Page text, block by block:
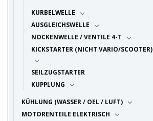
KURBELWELLE
AUSGLEICHSWELLE
NOCKENWELLE / VENTILE 4-T
KICKSTARTER (NICHT VARIO/SCOOTER)
SEILZUGSTARTER
KUPPLUNG
KÜHLUNG (WASSER / OEL / LUFT)
MOTORENTEILE ELEKTRISCH